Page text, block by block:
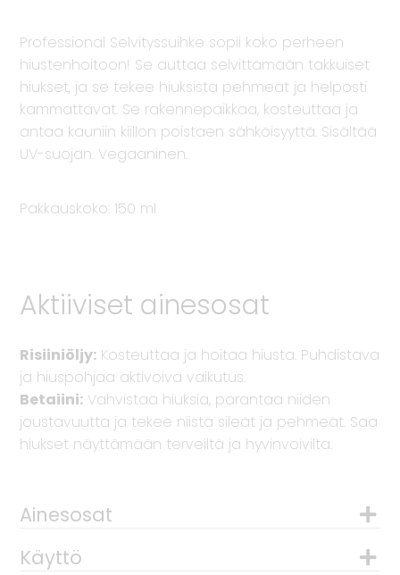
Professional Selvityssuihke sopii koko perheen
hiustenhoitoon! Se auttaa selvittämään takkuiset
hiukset, ja se tekee hiuksista pehmeät ja helposti
kammattavat. Se rakennepaikkaa, kosteuttaa ja
antaa kauniin kiillon poistaen sähköisyyttä. Sisältää
UV-suojan. Vegaaninen.
Pakkauskoko: 150 ml
Aktiiviset ainesosat
Risiiniöljy: Kosteuttaa ja hoitaa hiusta. Puhdistava
ja hiuspohjaa aktivoiva vaikutus.
Betaiini: Vahvistaa hiuksia, parantaa niiden
joustavuutta ja tekee niistä sileät ja pehmeät. Saa
hiukset näyttämään terveiltä ja hyvinvoivilta.
Ainesosat
Käyttö